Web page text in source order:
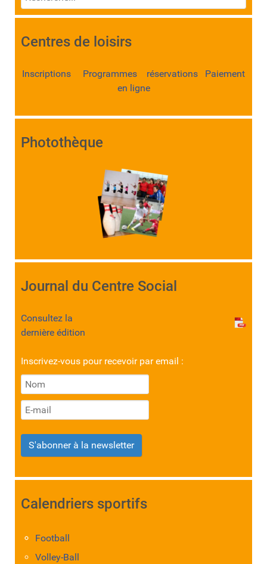
Centres de loisirs
Inscriptions Programmes réservations Paiement
en ligne
Photothèque
Journal du Centre Social
Consultez la
dernière édition
Inscrivez-vous pour recevoir par email :
S'abonner à la newsletter
Calendriers sportifs
Football
Volley-Ball